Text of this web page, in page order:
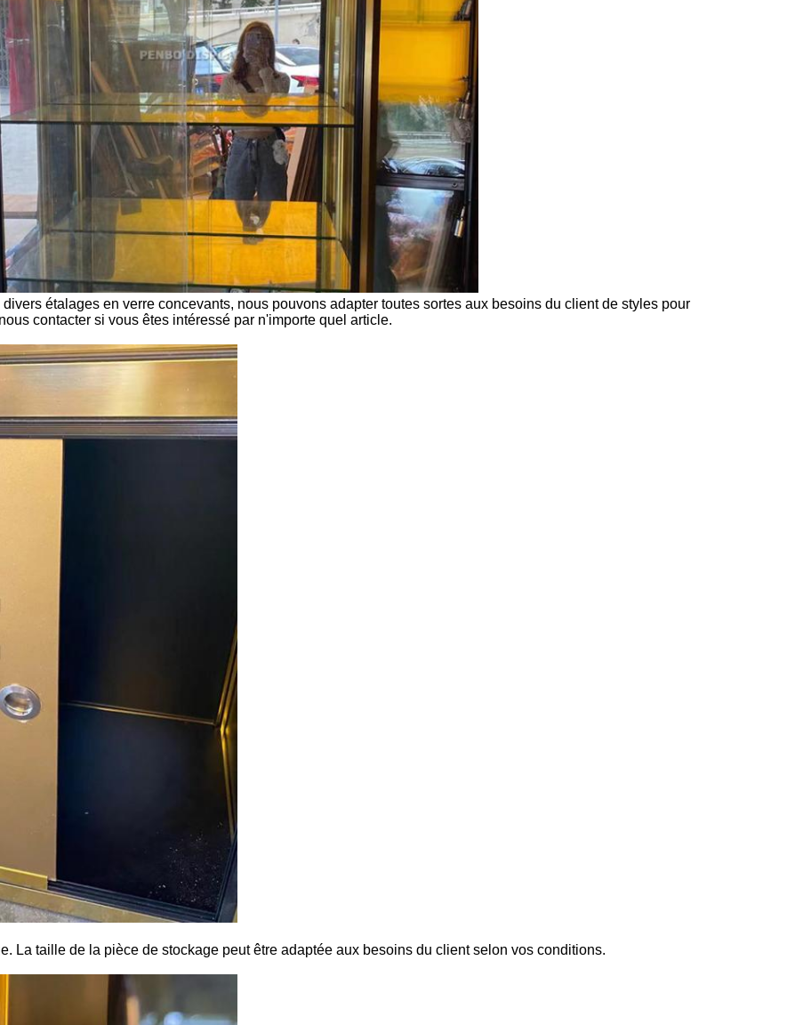
étalages en verre concevants, nous pouvons adapter toutes sortes aux besoins du client de styles pour
contacter si vous êtes intéressé par n'importe quel article.
La taille de la pièce de stockage peut être adaptée aux besoins du client selon vos conditions.